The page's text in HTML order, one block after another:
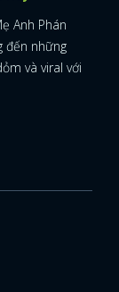
Anh Phán
đến những
và viral với